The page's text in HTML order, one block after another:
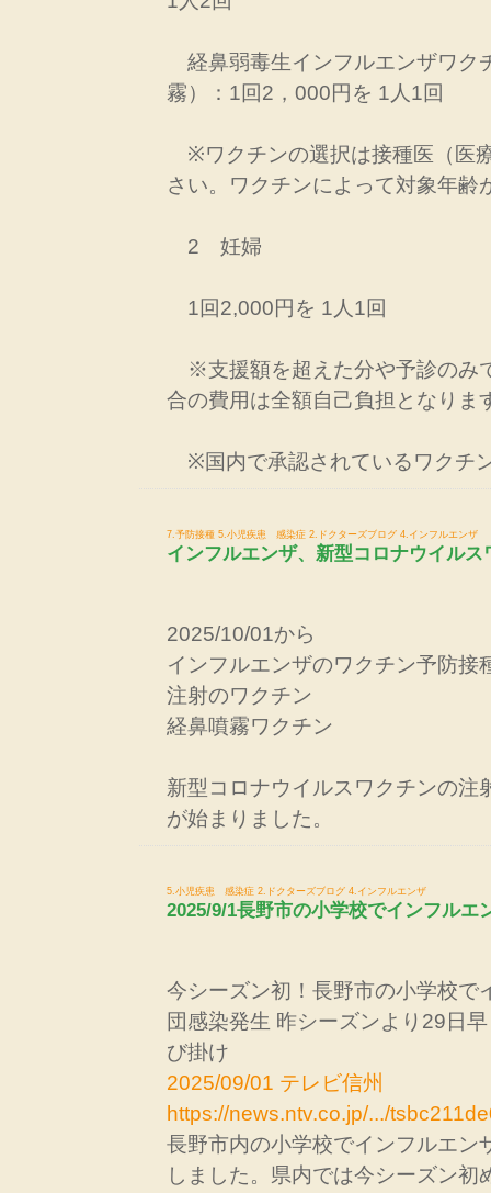
経鼻弱毒生インフルエンザワク
霧）：1回2，000円を 1人1回
※ワクチンの選択は接種医（医
さい。ワクチンによって対象年齢
2 妊婦
1回2,000円を 1人1回
※支援額を超えた分や予診のみ
合の費用は全額自己負担となりま
※国内で承認されているワクチ
7.予防接種 5.小児疾患 感染症 2.ドクターズブログ 4.インフルエンザ
インフルエンザ、新型コロナウイルス
2025/10/01から
インフルエンザのワクチン予防接
注射のワクチン
経鼻噴霧ワクチン
新型コロナウイルスワクチンの注
が始まりました。
5.小児疾患 感染症 2.ドクターズブログ 4.インフルエンザ
2025/9/1長野市の小学校でインフルエ
今シーズン初！長野市の小学校で
団感染発生 昨シーズンより29日
び掛け
2025/09/01 テレビ信州
https://news.ntv.co.jp/.../
長野市内の小学校でインフルエン
しました。県内では今シーズン初